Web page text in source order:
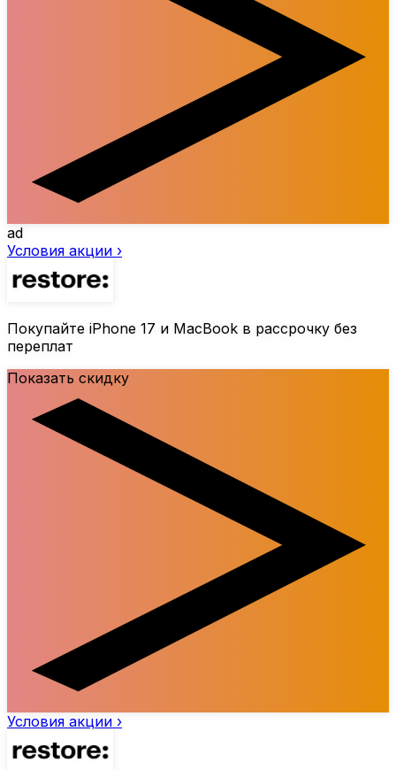
ad
Условия акции ›
Покупайте iPhone 17 и MacBook в рассрочку без
переплат
Показать скидку
Условия акции ›